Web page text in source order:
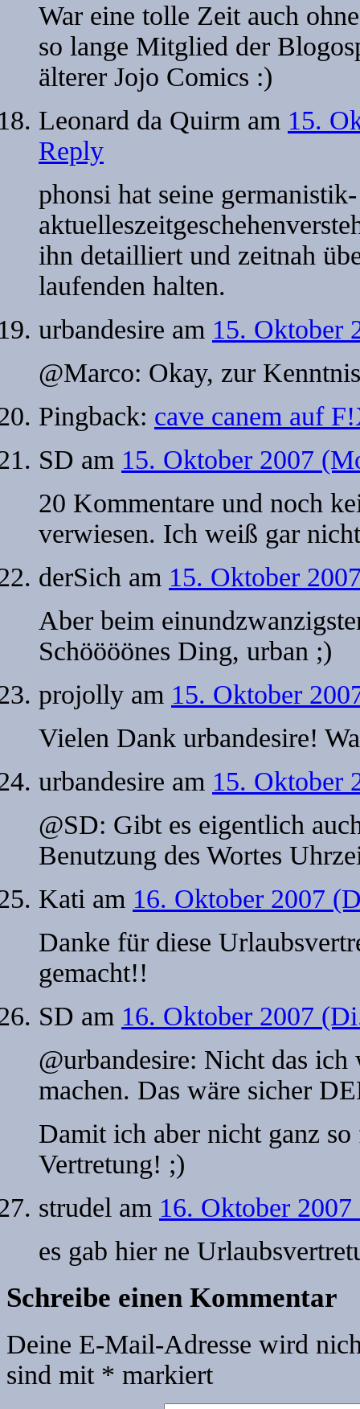
War eine tolle Zeit auch
so lange Mitglied der
älterer Jojo Comics :)
Leonard da Quirm am 15.
Reply
phonsi hat seine
ihn detailliert und zeitnah
laufenden halten.
urbandesire am 15. Oktober
@Marco: Okay, zur
Pingback: cave canem auf
SD am 15. Oktober 2007
20 Kommentare und noch
verwiesen. Ich weiß gar
derSich am 15. Oktober
Aber beim
Schöööönes Ding, urban ;)
projolly am 15. Oktober
Vielen Dank urbandesire!
urbandesire am 15. Oktober
@SD: Gibt es eigentlich
Benutzung des Wortes
Kati am 16. Oktober 2007
Danke für diese
gemacht!!
SD am 16. Oktober 2007
@urbandesire: Nicht das ich
machen. Das wäre sicher
Damit ich aber nicht ganz
Vertretung! ;)
strudel am 16. Oktober
es gab hier ne
Schreibe einen Kommentar
Deine E-Mail-Adresse wird
sind mit * markiert